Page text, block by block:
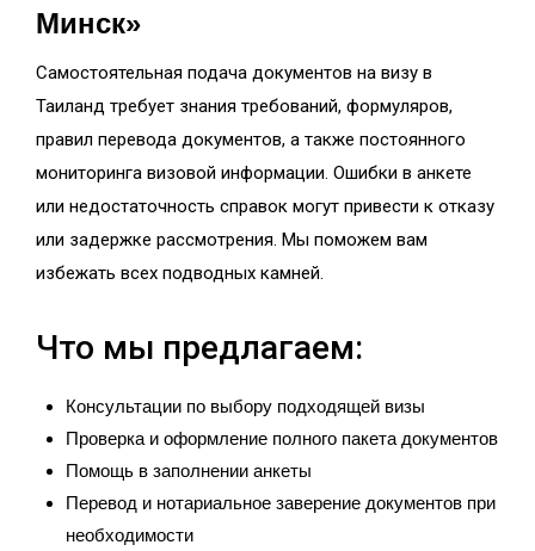
Минск»
Самостоятельная подача документов на визу в
Таиланд требует знания требований, формуляров,
правил перевода документов, а также постоянного
мониторинга визовой информации. Ошибки в анкете
или недостаточность справок могут привести к отказу
или задержке рассмотрения. Мы поможем вам
избежать всех подводных камней.
Что мы предлагаем:
Консультации по выбору подходящей визы
Проверка и оформление полного пакета документов
Помощь в заполнении анкеты
Перевод и нотариальное заверение документов при
необходимости